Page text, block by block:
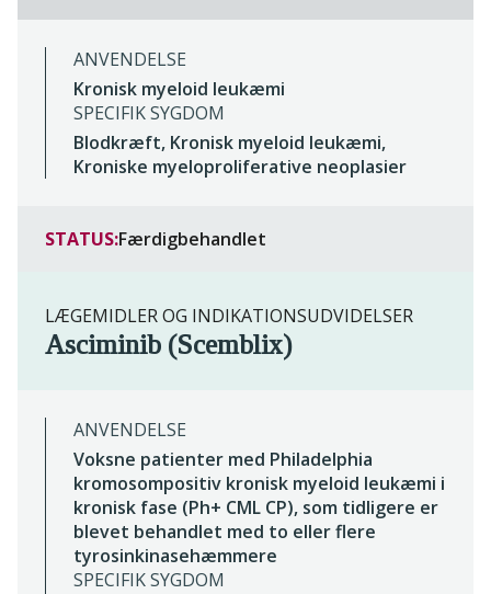
ANVENDELSE
Kronisk myeloid leukæmi
SPECIFIK SYGDOM
Blodkræft, Kronisk myeloid leukæmi,
Kroniske myeloproliferative neoplasier
STATUS:Færdigbehandlet
LÆGEMIDLER OG INDIKATIONSUDVIDELSER
Asciminib (Scemblix)
ANVENDELSE
Voksne patienter med Philadelphia
kromosompositiv kronisk myeloid leukæmi i
kronisk fase (Ph+ CML CP), som tidligere er
blevet behandlet med to eller flere
tyrosinkinasehæmmere
SPECIFIK SYGDOM